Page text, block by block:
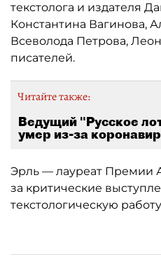
текстолога и издателя
Константина Вагинова,
Всеволода Петрова,
писателей.
Читайте также:
Ведущий "Русское
умер из-за
Эрль — лауреат Премии
за критические
текстологическую